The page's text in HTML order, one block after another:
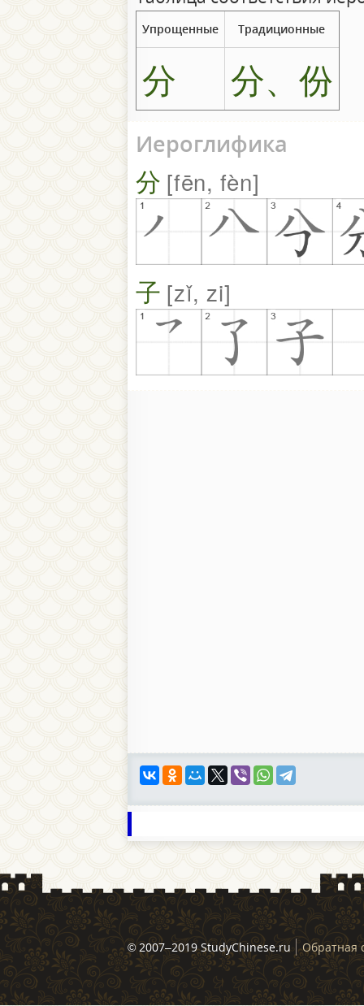
Упрощенные Традиционные
分 分、份
Иероглифика
分 fēn, fèn
子 zǐ, zi
© 2007–2019 StudyChinese.ru Обратная